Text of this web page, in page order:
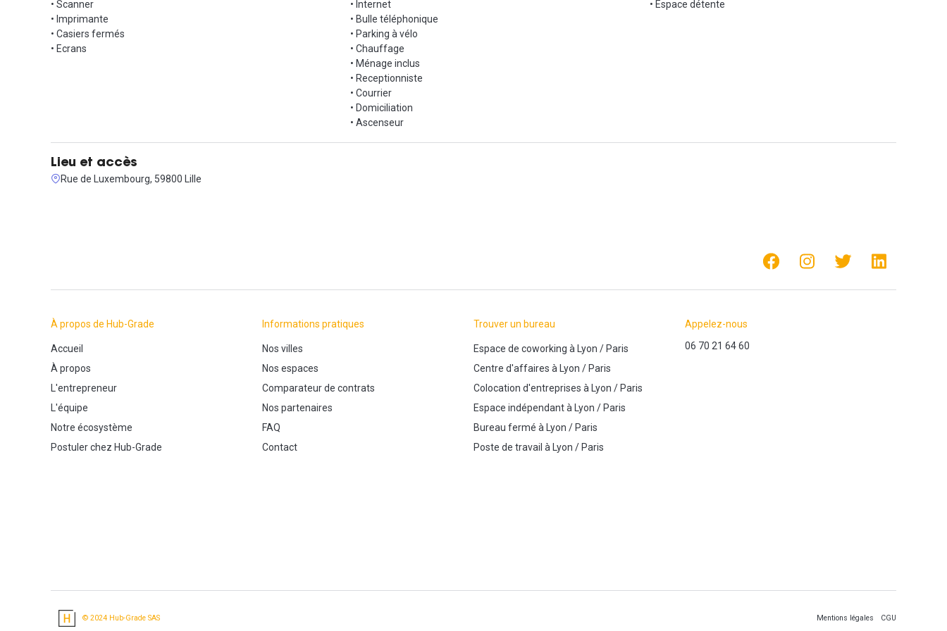
• Scanner
• Imprimante
• Casiers fermés
• Ecrans
• Internet
• Bulle téléphonique
• Parking à vélo
• Chauffage
• Ménage inclus
• Receptionniste
• Courrier
• Domiciliation
• Ascenseur
• Espace détente
Lieu et accès
Rue de Luxembourg, 59800 Lille
À propos de Hub-Grade
Accueil
À propos
L'entrepreneur
L'équipe
Notre écosystème
Postuler chez Hub-Grade
Informations pratiques
Nos villes
Nos espaces
Comparateur de contrats
Nos partenaires
FAQ
Contact
Trouver un bureau
Espace de coworking à Lyon /Paris
Centre d'affaires à Lyon /Paris
Colocation d'entreprises à Lyon /Paris
Espace indépendantà Lyon /Paris
Bureau fermé à Lyon /Paris
Poste de travail à Lyon /Paris
Appelez-nous
06 70 21 64 60
© 2024 Hub-Grade SAS Mentions légales CGU